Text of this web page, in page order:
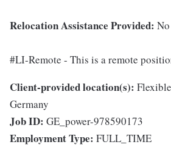
Relocation Assistance Provided: No
#LI-Remote - This is a remote
Client-provided location(s):
Germany
Job ID: GE_power-978590173
Employment Type: FULL_TIME